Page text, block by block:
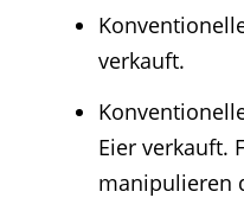
verkauft.
Eier verkauft.
manipulieren